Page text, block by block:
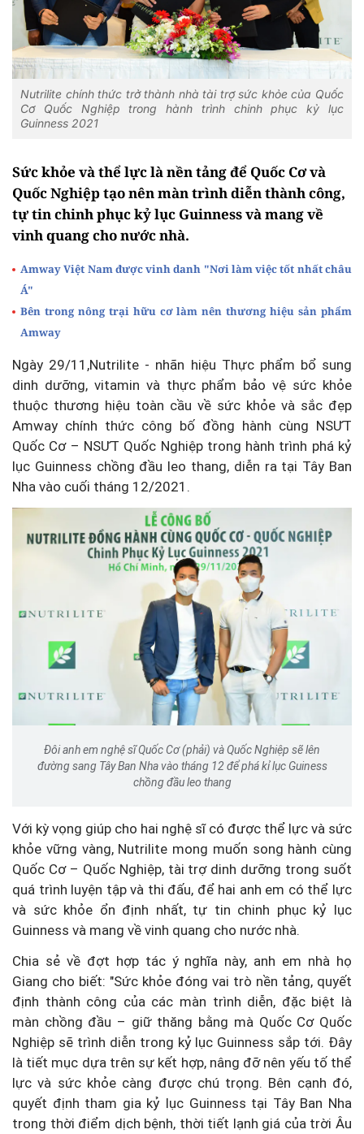
Nutrilite chính thức trở thành nhà tài trợ sức khỏe của Quốc
Cơ Quốc Nghiệp trong hành trình chinh phục kỷ lục
Guinness 2021
Sức khỏe và thể lực là nền tảng để Quốc Cơ và
Quốc Nghiệp tạo nên màn trình diễn thành công,
tự tin chinh phục kỷ lục Guinness và mang về
vinh quang cho nước nhà.
Amway Việt Nam được vinh danh "Nơi làm việc tốt nhất châu
Á"
Bên trong nông trại hữu cơ làm nên thương hiệu sản phẩm
Amway
Ngày 29/11,Nutrilite - nhãn hiệu Thực phẩm bổ sung
dinh dưỡng, vitamin và thực phẩm bảo vệ sức khỏe
thuộc thương hiệu toàn cầu về sức khỏe và sắc đẹp
Amway chính thức công bố đồng hành cùng NSƯT
Quốc Cơ – NSƯT Quốc Nghiệp trong hành trình phá kỷ
lục Guinness chồng đầu leo thang, diễn ra tại Tây Ban
Nha vào cuối tháng 12/2021.
Đôi anh em nghệ sĩ Quốc Cơ (phải) và Quốc Nghiệp sẽ lên
đường sang Tây Ban Nha vào tháng 12 để phá kỉ lục Guiness
chồng đầu leo thang
Với kỳ vọng giúp cho hai nghệ sĩ có được thể lực và sức
khỏe vững vàng, Nutrilite mong muốn song hành cùng
Quốc Cơ – Quốc Nghiệp, tài trợ dinh dưỡng trong suốt
quá trình luyện tập và thi đấu, để hai anh em có thể lực
và sức khỏe ổn định nhất, tự tin chinh phục kỷ lục
Guinness và mang về vinh quang cho nước nhà.
Chia sẻ về đợt hợp tác ý nghĩa này, anh em nhà họ
Giang cho biết: "Sức khỏe đóng vai trò nền tảng, quyết
định thành công của các màn trình diễn, đặc biệt là
màn chồng đầu – giữ thăng bằng mà Quốc Cơ Quốc
Nghiệp sẽ trình diễn trong kỷ lục Guinness sắp tới. Đây
là tiết mục dựa trên sự kết hợp, nâng đỡ nên yếu tố thể
lực và sức khỏe càng được chú trọng. Bên cạnh đó,
quyết định tham gia kỷ lục Guinness tại Tây Ban Nha
trong thời điểm dịch bệnh, thời tiết lạnh giá của trời Âu